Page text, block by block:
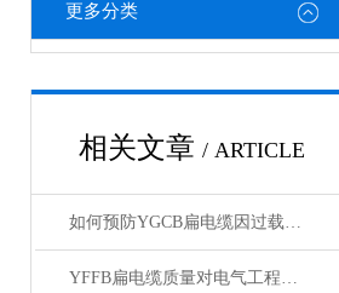
更多分类
相关文章 / ARTICLE
如何预防YGCB扁电缆因过载而起火
YFFB扁电缆质量对电气工程项目安全性的影响